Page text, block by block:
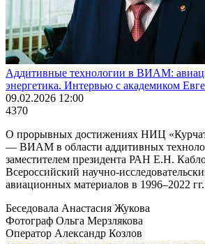
Аддитивные технологии в ВИАМ:
энергетика. Интервью с академиком
09.02.2026 12:00
4370
О прорывных достижениях НИЦ
— ВИАМ в области аддитивных
заместителем президента РАН Е.Н.
Всероссийский научно-
авиационных материалов в 1996–2022 гг.
Беседовала Анастасия Жукова
Фотограф Ольга Мерзлякова
Оператор Александр Козлов